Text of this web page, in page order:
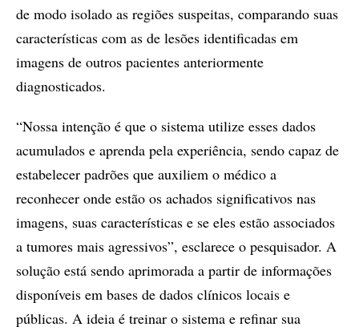
de modo isolado as regiões suspeitas, comparando suas
características com as de lesões identificadas em
imagens de outros pacientes anteriormente
diagnosticados.
“Nossa intenção é que o sistema utilize esses dados
acumulados e aprenda pela experiência, sendo capaz de
estabelecer padrões que auxiliem o médico a
reconhecer onde estão os achados significativos nas
imagens, suas características e se eles estão associados
a tumores mais agressivos”, esclarece o pesquisador. A
solução está sendo aprimorada a partir de informações
disponíveis em bases de dados clínicos locais e
públicas. A ideia é treinar o sistema e refinar sua